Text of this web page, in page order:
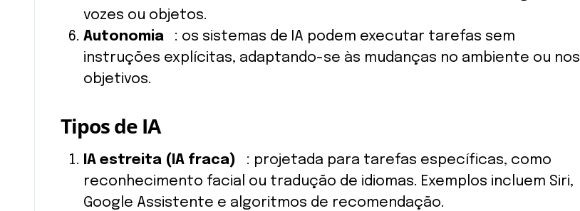
vozes ou objetos.
Autonomia : os sistemas de IA podem executar tarefas sem
instruções explícitas, adaptando-se às mudanças no ambiente ou nos
objetivos.
Tipos de IA
IA estreita (IA fraca) : projetada para tarefas específicas, como
reconhecimento facial ou tradução de idiomas. Exemplos incluem Siri,
Google Assistente e algoritmos de recomendação.